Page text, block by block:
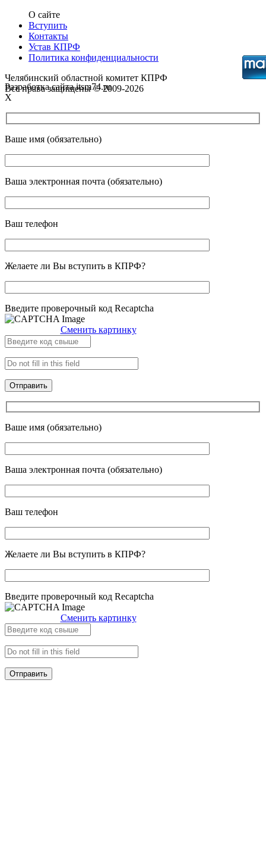
О сайте
Вступить
Контакты
Устав КПРФ
Политика конфиденциальности
Челябинский областной комитет КПРФ
Все права защищены © 2009-2026
Разработка сайта itsm74.ru
X
Ваше имя (обязательно)
Ваша электронная почта (обязательно)
Ваш телефон
Желаете ли Вы вступить в КПРФ?
Введите проверочный код Recaptcha
Сменить картинку
Ваше имя (обязательно)
Ваша электронная почта (обязательно)
Ваш телефон
Желаете ли Вы вступить в КПРФ?
Введите проверочный код Recaptcha
Сменить картинку